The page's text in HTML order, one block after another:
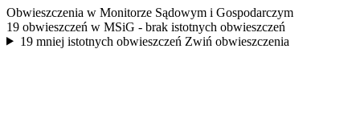
Obwieszczenia w Monitorze Sądowym i Gospodarczym
19 obwieszczeń w MSiG - brak istotnych obwieszczeń
19 mniej istotnych obwieszczeń Zwiń obwieszczenia